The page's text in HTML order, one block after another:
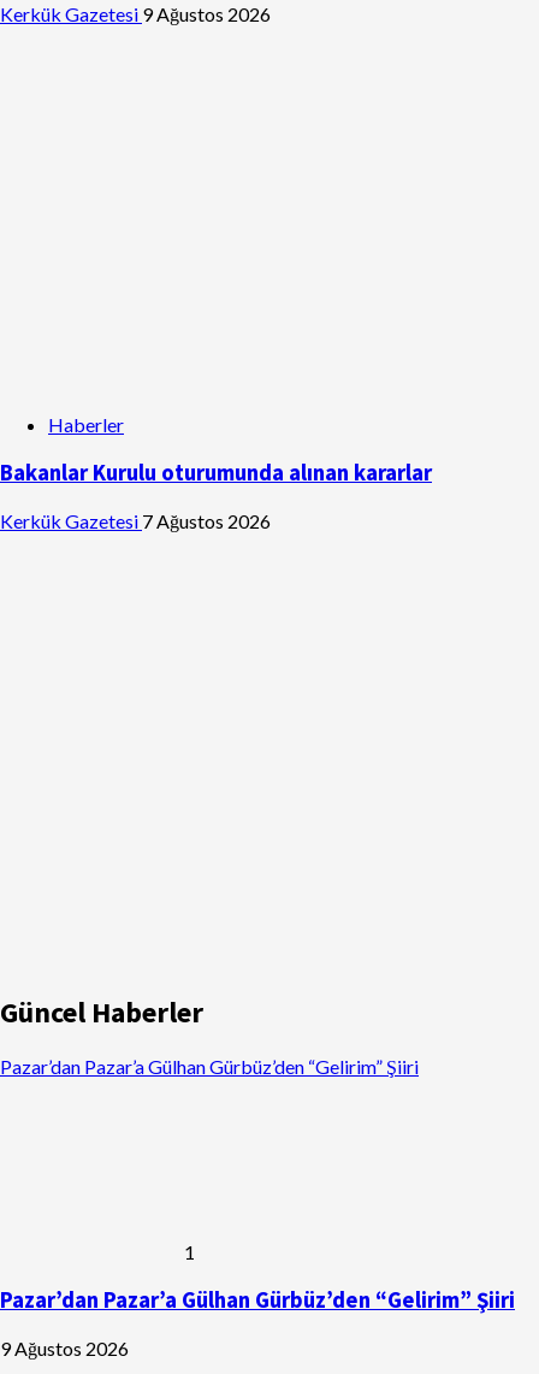
Kerkük Gazetesi 9 Ağustos 2026
Haberler
Bakanlar Kurulu oturumunda alınan kararlar
Kerkük Gazetesi 7 Ağustos 2026
Güncel Haberler
Pazar’dan Pazar’a Gülhan Gürbüz’den “Gelirim” Şiiri
1
Pazar’dan Pazar’a Gülhan Gürbüz’den “Gelirim” Şiiri
9 Ağustos 2026